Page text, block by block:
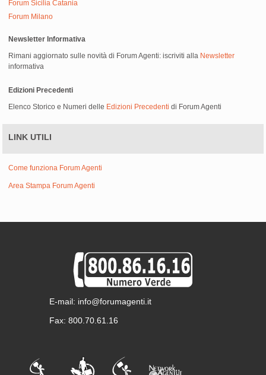
Forum Sicilia Catania
Forum Milano
Newsletter Informativa
Rimani aggiornato sulle novità di Forum Agenti: iscriviti alla Newsletter
informativa
Edizioni Precedenti
Elenco Storico e Numeri delle Edizioni Precedenti di Forum Agenti
LINK UTILI
Come funziona Forum Agenti
Area Stampa Forum Agenti
E-mail: info@forumagenti.it
Fax: 800.70.61.16